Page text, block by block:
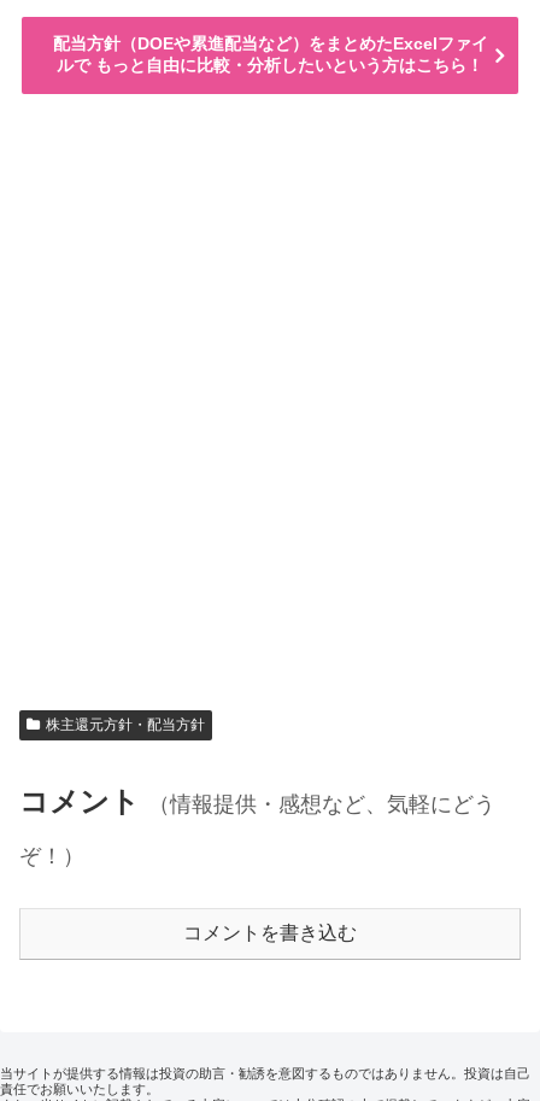
配当方針（DOEや累進配当など）をまとめたExcelファイ
ルで もっと自由に比較・分析したいという方はこちら！
株主還元方針・配当方針
コメント
（情報提供・感想など、気軽にどう
ぞ！）
コメントを書き込む
当サイトが提供する情報は投資の助言・勧誘を意図するものではありません。投資は自己
責任でお願いいたします。